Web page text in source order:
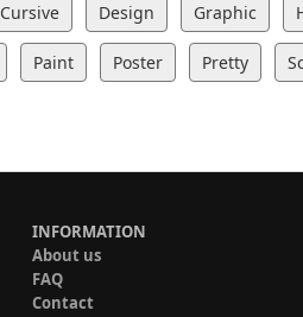
Cursive Design Graphic
Paint Poster Pretty
INFORMATION
About us
FAQ
Contact